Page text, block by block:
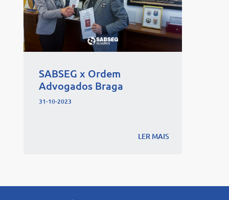
SABSEG x Ordem
Advogados Braga
31-10-2023
LER MAIS